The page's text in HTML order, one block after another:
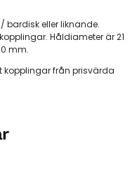
bardisk eller liknande.
Håldiameter är 21
mm.
kopplingar från prisvärda